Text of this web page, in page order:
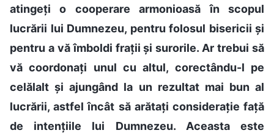
atingeți o cooperare armonioasă în scopul
lucrării lui Dumnezeu, pentru folosul bisericii și
pentru a vă îmboldi frații și surorile. Ar trebui să
vă coordonați unul cu altul, corectându-l pe
celălalt și ajungând la un rezultat mai bun al
lucrării, astfel încât să arătați considerație față
de intențiile lui Dumnezeu. Aceasta este